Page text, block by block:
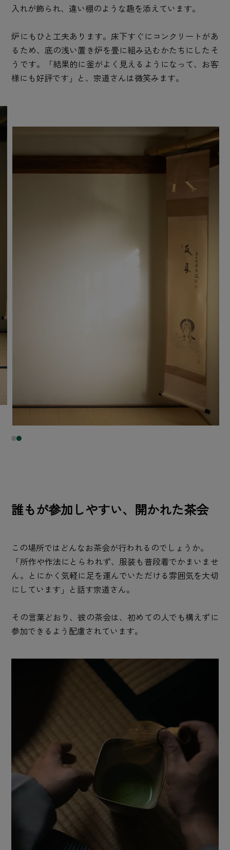
入れが飾られ、違い棚のような趣を添えています。
炉にもひと工夫あります。床下すぐにコンクリートがあ
るため、底の浅い置き炉を畳に組み込むかたちにしたそ
うです。「結果的に釜がよく見えるようになって、お客
様にも好評です」と、宗道さんは微笑みます。
誰もが参加しやすい、開かれた茶会
この場所ではどんなお茶会が行われるのでしょうか。
「所作や作法にとらわれず、服装も普段着でかまいませ
ん。とにかく気軽に足を運んでいただける雰囲気を大切
にしています」と話す宗道さん。
その言葉どおり、彼の茶会は、初めての人でも構えずに
参加できるよう配慮されています。